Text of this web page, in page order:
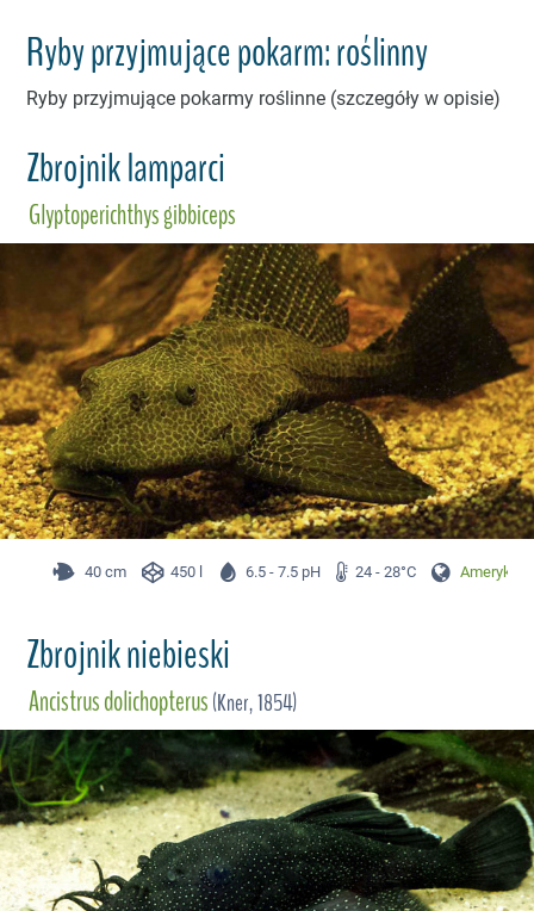
Ryby przyjmujące pokarm: roślinny
Ryby przyjmujące pokarmy roślinne (szczegóły w opisie)
Zbrojnik lamparci
Glyptoperichthys gibbiceps
40 cm 450 l 6.5 - 7.5 pH 24 - 28°C Ameryka
Zbrojnik niebieski
Ancistrus dolichopterus(Kner, 1854)